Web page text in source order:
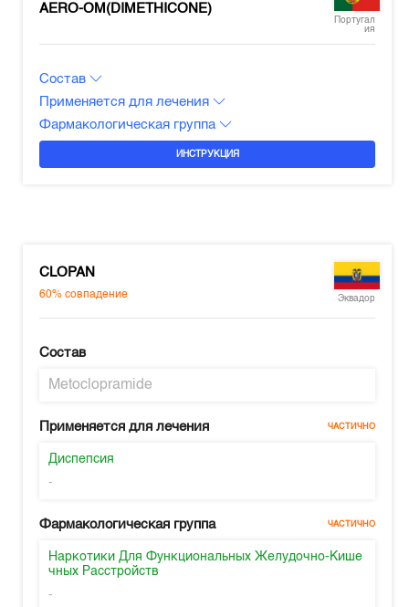
AERO-OM(DIMETHICONE)
Португал
ия
Состав
Применяется для лечения
Фармакологическая группа
ИНСТРУКЦИЯ
CLOPAN
60%совпадение Эквадор
Состав
Metoclopramide
Применяется для лечения ЧАСТИЧНО
Диспепсия
-
Фармакологическая группа ЧАСТИЧНО
Наркотики Для Функциональных Желудочно-Кише
чных Расстройств
-